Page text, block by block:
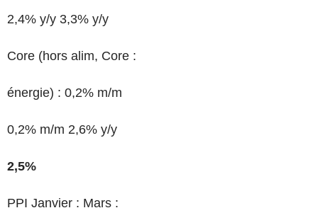
2,4% y/y 3,3% y/y
Core (hors alim, Core :
énergie) : 0,2% m/m
0,2% m/m 2,6% y/y
2,5%
PPI Janvier : Mars :